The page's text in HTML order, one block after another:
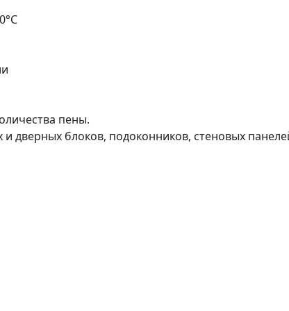
пены.
дверных блоков, подоконников, стеновых